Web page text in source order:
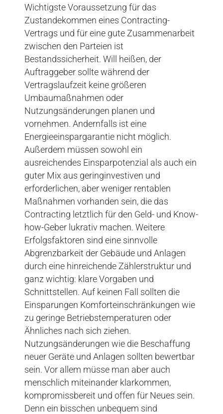
Wichtigste Voraussetzung für das
Zustandekommen eines Contracting-
Vertrags und für eine gute Zusammenarbeit
zwischen den Parteien ist
Bestandssicherheit. Will heißen, der
Auftraggeber sollte während der
Vertragslaufzeit keine größeren
Umbaumaßnahmen oder
Nutzungsänderungen planen und
vornehmen. Andernfalls ist eine
Energieeinspargarantie nicht möglich.
Außerdem müssen sowohl ein
ausreichendes Einsparpotenzial als auch ein
guter Mix aus geringinvestiven und
erforderlichen, aber weniger rentablen
Maßnahmen vorhanden sein, die das
Contracting letztlich für den Geld- und Know-
how-Geber lukrativ machen. Weitere
Erfolgsfaktoren sind eine sinnvolle
Abgrenzbarkeit der Gebäude und Anlagen
durch eine hinreichende Zählerstruktur und
ganz wichtig: klare Vorgaben und
Schnittstellen. Auf keinen Fall sollten die
Einsparungen Komforteinschränkungen wie
zu geringe Betriebstemperaturen oder
Ähnliches nach sich ziehen.
Nutzungsänderungen wie die Beschaffung
neuer Geräte und Anlagen sollten bewertbar
sein. Vor allem müsse man aber auch
menschlich miteinander klarkommen,
kompromissbereit und offen für Neues sein.
Denn ein bisschen unbequem sind